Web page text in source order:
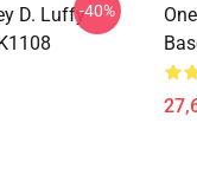
D. Luffy-40%